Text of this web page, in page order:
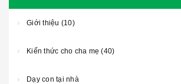
Giới thiệu (10)
Kiến thức cho cha mẹ (40)
Dạy con tại nhà